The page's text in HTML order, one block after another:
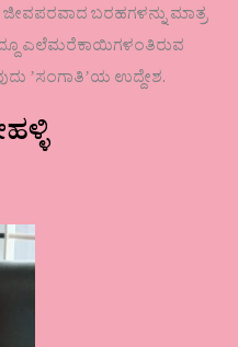
ಬರಹಗಳನ್ನು ಮಾತ್ರ
ಎಲೆಮರೆಕಾಯಿಗಳಂತಿರುವ
ʼಸಂಗಾತಿʼಯ ಉದ್ದೇಶ.